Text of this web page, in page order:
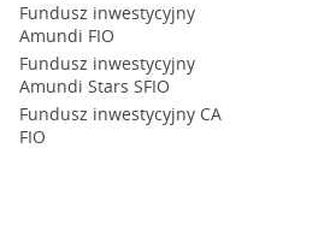
Fundusz inwestycyjny
Amundi FIO
Fundusz inwestycyjny
Amundi Stars SFIO
Fundusz inwestycyjny CA
FIO